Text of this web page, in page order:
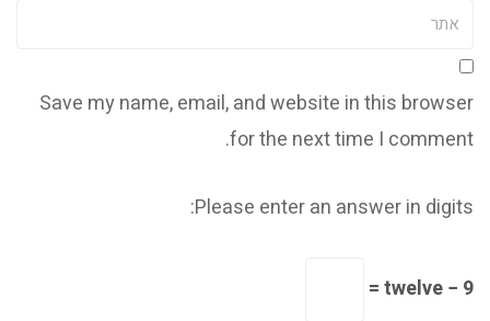
Save my name, email, and website in this browser
for the next time I comment.
Please enter an answer in digits:
twelve − 9 =